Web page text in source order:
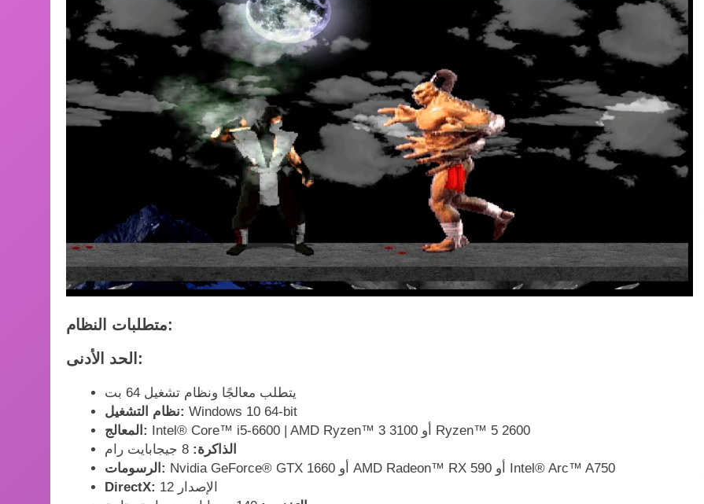
متطلبات النظام:
الحد الأدنى:
يتطلب معالجًا ونظام تشغيل 64 بت
نظام التشغيل: Windows 10 64-bit
المعالج:
Intel® Core™ i5-6600 | AMD Ryzen™ 3 3100 أو Ryzen™ 5 2600
الذاكرة: 8 جيجابايت رام
الرسومات:
Nvidia GeForce® GTX 1660 أو AMD Radeon™ RX 590 أو Intel® Arc™ A750
DirectX:
الإصدار 12